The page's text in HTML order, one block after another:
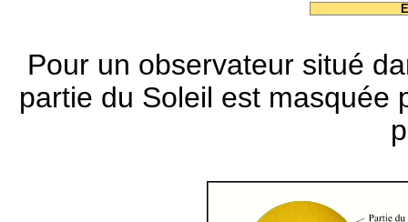
Pour un observateur situé
partie du Soleil est masquée